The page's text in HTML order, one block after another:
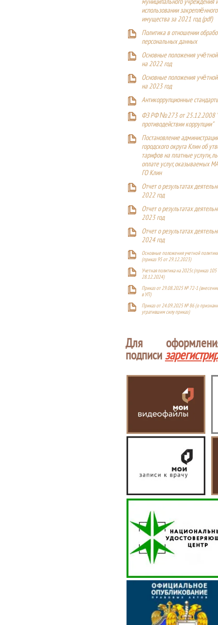
муниципального учреждения
использовании
имущества за 2021 год (pdf)
Политика в отношении
персональных данных
Основные положения
на 2022 год
Основные положения
на 2023 год
Антикоррупционные
ФЗ РФ №273 от 25.12.2008
противодействии коррупции"
Постановление
городского округа Клин об
тарифов на платные услуги,
оплате услуг, оказываемых
ГО Клин
Отчет о результатах
2022 год
Отчет о результатах
2023 год
Отчет о результатах
2024 год
Основные положения учетной
(приказ 95 от 29.12.2023)
Учетная политика на 2025г. (приказ 105
28.12.2024)
Приказ от 29.08.2025 № 72-1
в УП)
Приказ от 24.09.2025 № 86 (о
утратившим силу приказ)
Для
подписи